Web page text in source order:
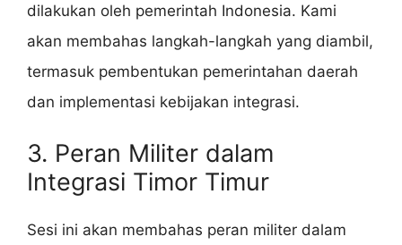
dilakukan oleh pemerintah Indonesia. Kami
akan membahas langkah-langkah yang diambil,
termasuk pembentukan pemerintahan daerah
dan implementasi kebijakan integrasi.
3. Peran Militer dalam
Integrasi Timor Timur
Sesi ini akan membahas peran militer dalam